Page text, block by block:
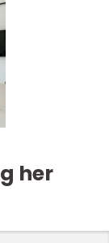
her